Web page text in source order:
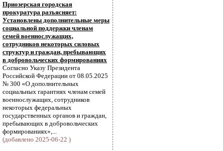
Приозерская городская
прокуратура разъясняет:
Установлены дополнительные меры
социальной поддержки членам
семей военнослужащих,
сотрудников некоторых силовых
структур и граждан, пребывающих
в добровольческих формированиях
Согласно Указу Президента
Российской Федерации от 08.05.2025
№ 300 «О дополнительных
социальных гарантиях членам семей
военнослужащих, сотрудников
некоторых федеральных
государственных органов и граждан,
пребывающих в добровольческих
формированиях»,...
(добавлено 2025-06-22 )